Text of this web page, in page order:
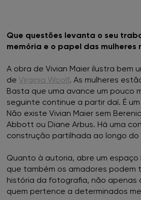
Que questões levanta o seu
memória e o papel das
A obra de Vivian Maier ilustra bem
deVirginia Woolf. As mulheres
Basta que uma avance um pouco
seguinte continue a partir daí. É
Não existe Vivian Maier sem
Abbott ou Diane Arbus. Há uma
construção partilhada ao longo do
Quanto à autoria, abre um
que também os amadores podem
história da fotografia, não apenas
quem pertence a determinados